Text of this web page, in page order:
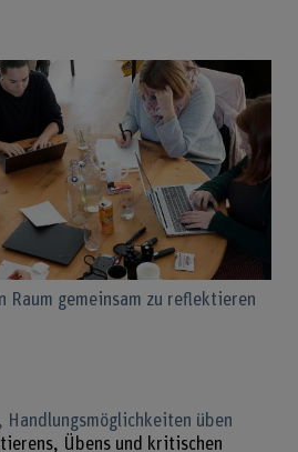
Raum gemeinsam zu reflektieren
üben
Übens und kritischen